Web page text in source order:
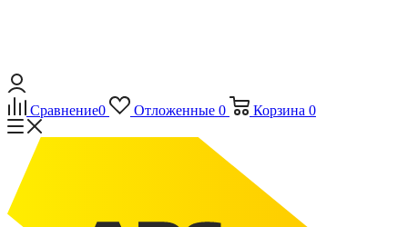
Сравнение0 Отложенные 0 Корзина 0